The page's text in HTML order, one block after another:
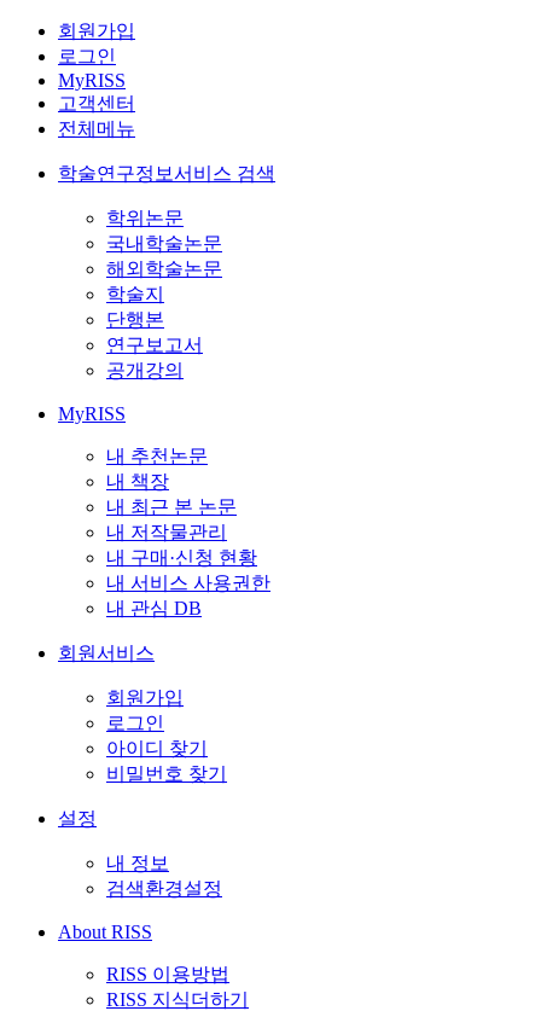
회원가입
로그인
MyRISS
고객센터
전체메뉴
학술연구정보서비스 검색
학위논문
국내학술논문
해외학술논문
학술지
단행본
연구보고서
공개강의
MyRISS
내 추천논문
내 책장
내 최근 본 논문
내 저작물관리
내 구매·신청 현황
내 서비스 사용권한
내 관심 DB
회원서비스
회원가입
로그인
아이디 찾기
비밀번호 찾기
설정
내 정보
검색환경설정
About RISS
RISS 이용방법
RISS 지식더하기